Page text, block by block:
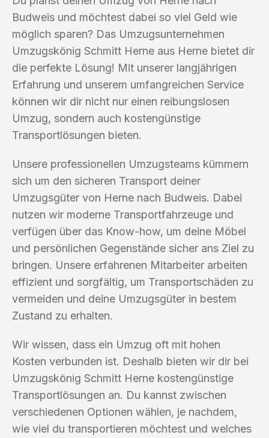
Budweis und möchtest dabei so viel Geld wie
möglich sparen? Das Umzugsunternehmen
Umzugskönig Schmitt Herne aus Herne bietet dir
die perfekte Lösung! Mit unserer langjährigen
Erfahrung und unserem umfangreichen Service
können wir dir nicht nur einen reibungslosen
Umzug, sondern auch kostengünstige
Transportlösungen bieten.
Unsere professionellen Umzugsteams kümmern
sich um den sicheren Transport deiner
Umzugsgüter von Herne nach Budweis. Dabei
nutzen wir moderne Transportfahrzeuge und
verfügen über das Know-how, um deine Möbel
und persönlichen Gegenstände sicher ans Ziel zu
bringen. Unsere erfahrenen Mitarbeiter arbeiten
effizient und sorgfältig, um Transportschäden zu
vermeiden und deine Umzugsgüter in bestem
Zustand zu erhalten.
Wir wissen, dass ein Umzug oft mit hohen
Kosten verbunden ist. Deshalb bieten wir dir bei
Umzugskönig Schmitt Herne kostengünstige
Transportlösungen an. Du kannst zwischen
verschiedenen Optionen wählen, je nachdem,
wie viel du transportieren möchtest und welches